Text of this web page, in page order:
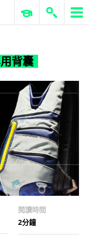
背囊
ERP 與商業 AI
背囊
閱讀時間
2分鐘